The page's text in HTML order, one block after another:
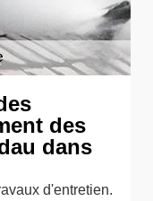
des
dans
d'entretien.